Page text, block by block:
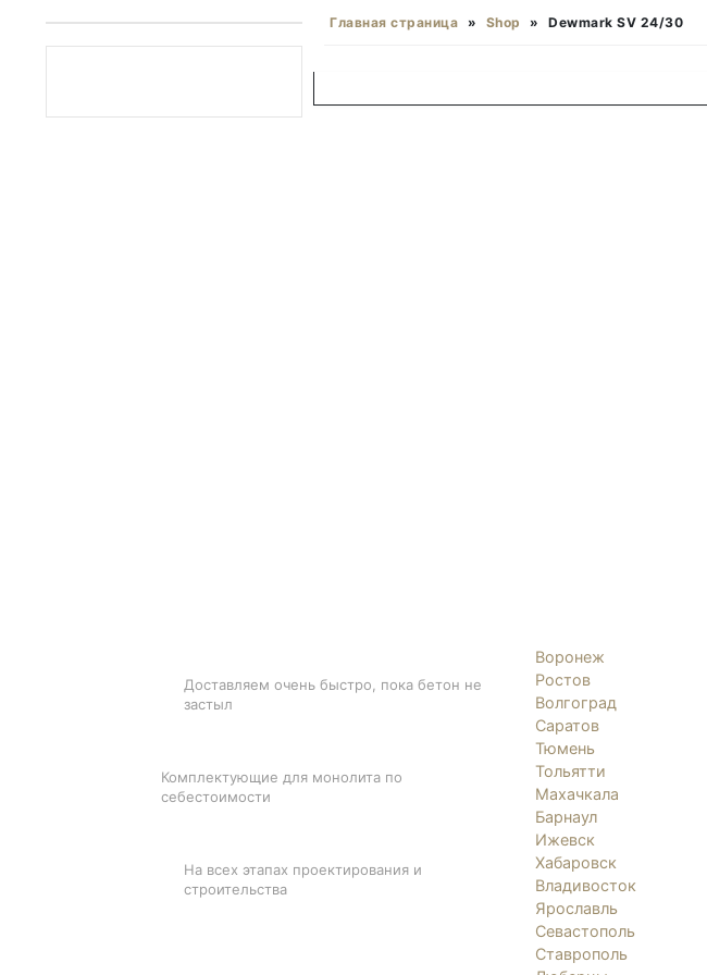
Главная страница » Shop » Dewmark SV 24/30
Доставляем очень быстро, пока бетон не
застыл
Комплектующие для монолита по
себестоимости
На всех этапах проектирования и
строительства
Воронеж
Ростов
Волгоград
Саратов
Тюмень
Тольятти
Махачкала
Барнаул
Ижевск
Хабаровск
Владивосток
Ярославль
Севастополь
Ставрополь